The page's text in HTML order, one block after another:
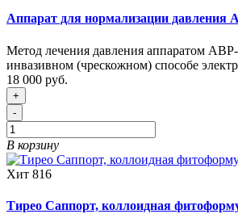
Аппарат для нормализации давления
Метод лечения давления аппаратом
инвазивном (чрескожном) способе
18 000 руб.
+
-
В корзину
Хит 816
Тирео Саппорт, коллоидная